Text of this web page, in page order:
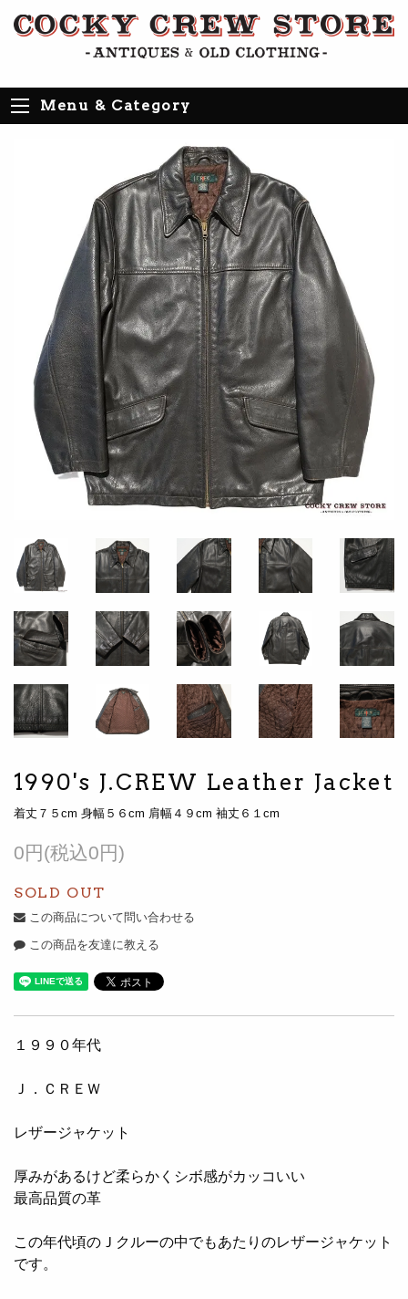
Menu & Category
1990's J.CREW Leather Jacket
着丈７５cm 身幅５６cm 肩幅４９cm 袖丈６１cm
0円(税込0円)
SOLD OUT
この商品について問い合わせる
この商品を友達に教える
１９９０年代
Ｊ．ＣＲＥＷ
レザージャケット
厚みがあるけど柔らかくシボ感がカッコいい
最高品質の革
この年代頃のＪクルーの中でもあたりのレザージャケット
です。